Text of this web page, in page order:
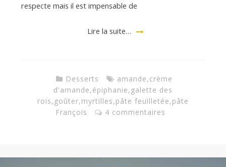
respecte mais il est impensable de
Lire la suite…
Desserts amande,crème
d'amande,épiphanie, galette des
rois, goûter,myrtilles,pâte feuilletée,pâte
François
4 commentaires